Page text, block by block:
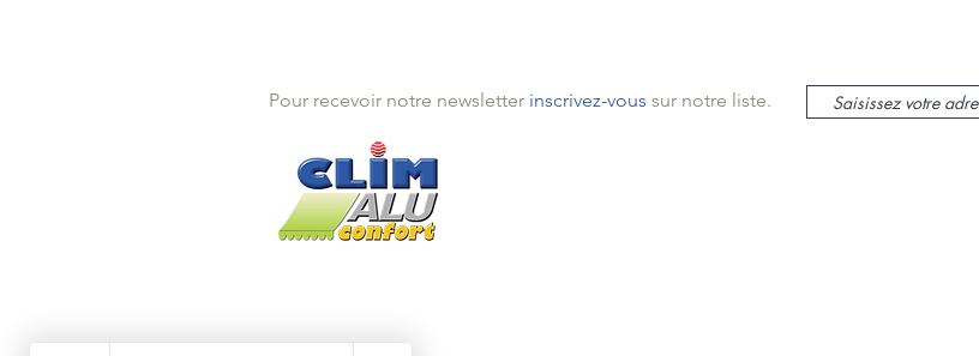
Pour recevoir notre newsletter inscrivez-vous sur notre liste.